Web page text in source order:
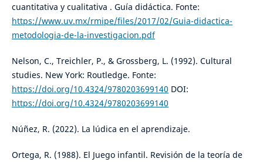
cuantitativa y cualitativa . Guía didáctica. Fonte:
https://www.uv.mx/rmipe/files/2017/02/Guia-didactica-
metodologia-de-la-investigacion.pdf
Nelson, C., Treichler, P., & Grossberg, L. (1992). Cultural
studies. New York: Routledge. Fonte:
https://doi.org/10.4324/9780203699140 DOI:
https://doi.org/10.4324/9780203699140
Núñez, R. (2022). La lúdica en el aprendizaje.
Ortega, R. (1988). El Juego infantil. Revisión de la teoría de